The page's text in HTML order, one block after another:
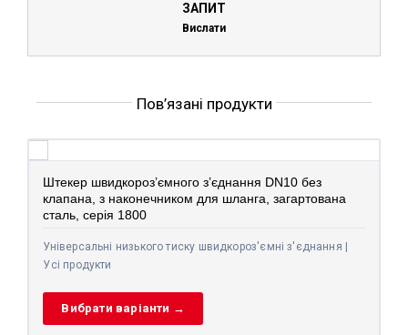
ЗАПИТ
Вислати
Пов’язані продукти
Штекер швидкороз’ємного з’єднання DN10 без
клапана, з наконечником для шланга, загартована
сталь, серія 1800
Універсальні низького тиску швидкороз'ємні з'єднання |
Усі продукти
Вибрати варіанти →